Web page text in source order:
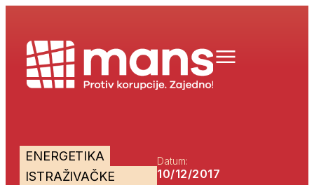
ENERGETIKA
ISTRAŽIVAČKE
Datum:
10/12/2017